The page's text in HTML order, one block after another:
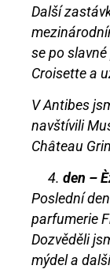
Další
se po
Croisette a
V Antibes
navštívili
Château
den –
Poslední
parfumerie
Dozvěděli
mýdel a